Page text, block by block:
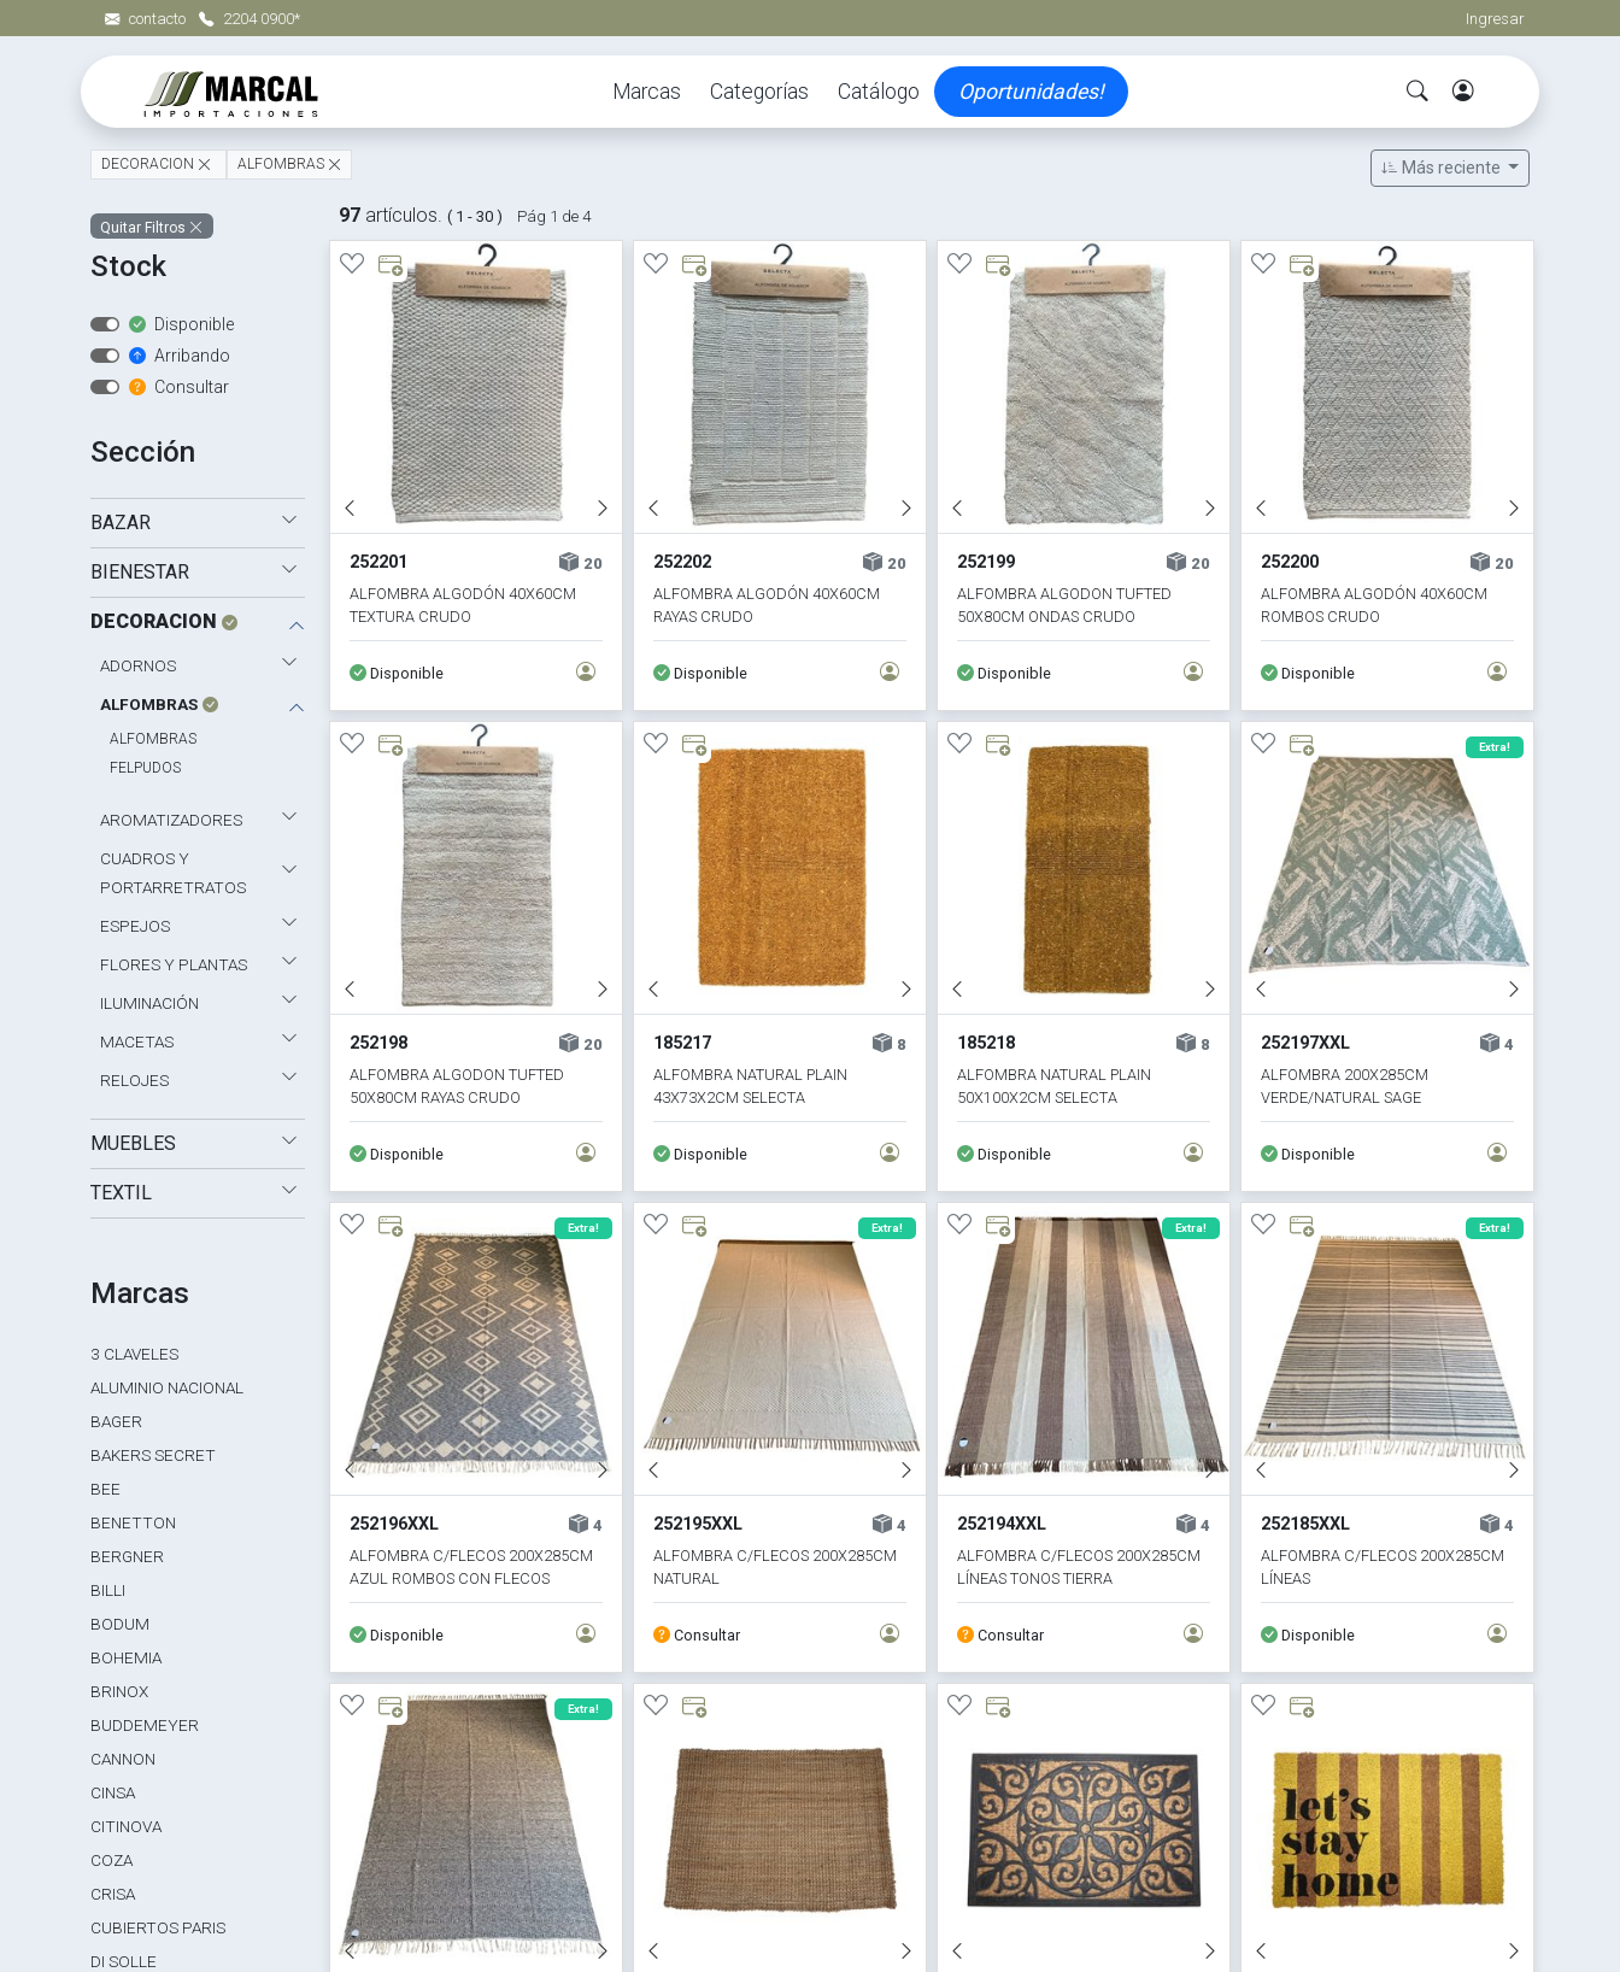
contacto 2204 0900* Ingresar
Marcas Categorías Catálogo Oportunidades!
Más reciente
DECORACION ALFOMBRAS
Quitar Filtros
Stock
Disponible
Arribando
Consultar
Sección
BAZAR
BIENESTAR
DECORACION
ADORNOS
ALFOMBRAS
ALFOMBRAS
FELPUDOS
AROMATIZADORES
CUADROS Y
PORTARRETRATOS
ESPEJOS
FLORES Y PLANTAS
ILUMINACIÓN
MACETAS
RELOJES
MUEBLES
TEXTIL
Marcas
3 CLAVELES
ALUMINIO NACIONAL
BAGER
BAKERS SECRET
BEE
BENETTON
BERGNER
BILLI
BODUM
BOHEMIA
BRINOX
BUDDEMEYER
CANNON
CINSA
CITINOVA
COZA
CRISA
CUBIERTOS PARIS
DI SOLLE
252201
20
ALFOMBRA ALGODÓN 40X60CM
TEXTURA CRUDO
Disponible
252202
20
ALFOMBRA ALGODÓN 40X60CM
RAYAS CRUDO
Disponible
252199
20
ALFOMBRA ALGODON TUFTED
50X80CM ONDAS CRUDO
Disponible
252200
20
ALFOMBRA ALGODÓN 40X60CM
ROMBOS CRUDO
Disponible
252198
20
ALFOMBRA ALGODON TUFTED
50X80CM RAYAS CRUDO
Disponible
185217
8
ALFOMBRA NATURAL PLAIN
43X73X2CM SELECTA
Disponible
185218
8
ALFOMBRA NATURAL PLAIN
50X100X2CM SELECTA
Disponible
252197XXL
4
ALFOMBRA 200X285CM
VERDE/NATURAL SAGE
Disponible
Extra!
252196XXL
4
ALFOMBRA C/FLECOS 200X285CM
AZUL ROMBOS CON FLECOS
Disponible
Extra!
252195XXL
4
ALFOMBRA C/FLECOS 200X285CM
NATURAL
Consultar
Extra!
252194XXL
4
ALFOMBRA C/FLECOS 200X285CM
LÍNEAS TONOS TIERRA
Consultar
Extra!
252185XXL
4
ALFOMBRA C/FLECOS 200X285CM
LÍNEAS
Disponible
Extra!
Extra!
97artículos. ( 1 - 30 ) Pág 1 de 4